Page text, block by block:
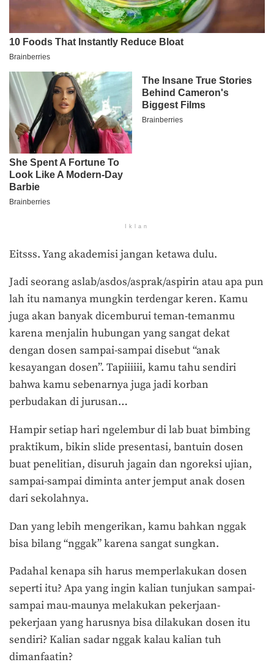
Iklan
Eitsss. Yang akademisi jangan ketawa dulu.
Jadi seorang aslab/asdos/asprak/aspirin atau apa pun
lah itu namanya mungkin terdengar keren. Kamu
juga akan banyak dicemburui teman-temanmu
karena menjalin hubungan yang sangat dekat
dengan dosen sampai-sampai disebut “anak
kesayangan dosen”. Tapiiiiii, kamu tahu sendiri
bahwa kamu sebenarnya juga jadi korban
perbudakan di jurusan…
Hampir setiap hari ngelembur di lab buat bimbing
praktikum, bikin slide presentasi, bantuin dosen
buat penelitian, disuruh jagain dan ngoreksi ujian,
sampai-sampai diminta anter jemput anak dosen
dari sekolahnya.
Dan yang lebih mengerikan, kamu bahkan nggak
bisa bilang “nggak” karena sangat sungkan.
Padahal kenapa sih harus memperlakukan dosen
seperti itu? Apa yang ingin kalian tunjukan sampai-
sampai mau-maunya melakukan pekerjaan-
pekerjaan yang harusnya bisa dilakukan dosen itu
sendiri? Kalian sadar nggak kalau kalian tuh
dimanfaatin?